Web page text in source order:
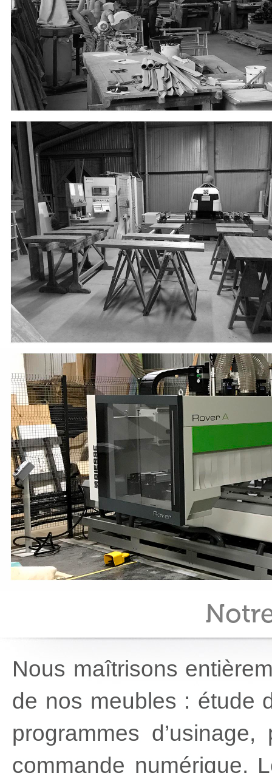
Nous maîtrisons
de nos meubles : étude
programmes
commande numérique.